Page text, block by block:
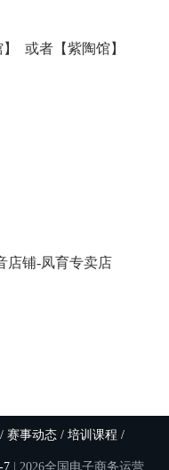
或者【紫陶馆】
店铺-凤育专卖店
/ 赛事动态 / 培训课程 /
7 | 2026全国电子商务运营